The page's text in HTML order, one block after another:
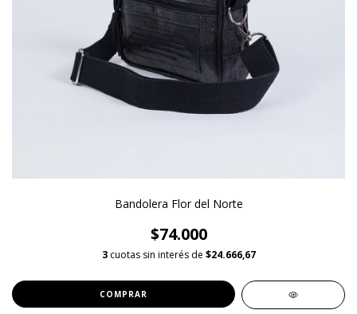
Bandolera Flor del Norte
$74.000
3 cuotas sin interés de $24.666,67
COMPRAR